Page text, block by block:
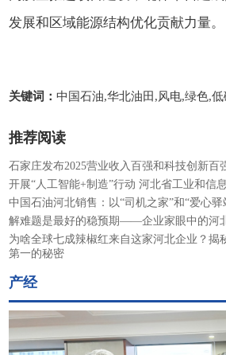
发展和区域能源结构优化贡献力量。
关键词：中国石油,华北油田,风电,绿色,低
推荐阅读
石家庄发布2025营业收入百强和科技创新百
开展“人工智能+制造”行动 河北省工业和信
中国石油河北销售：以“司机之家”和“爱心
解难题是最好的稳预期——企业家眼中的河
为啥全球七成辣椒红来自这家河北企业？揭
第一的秘密
产经